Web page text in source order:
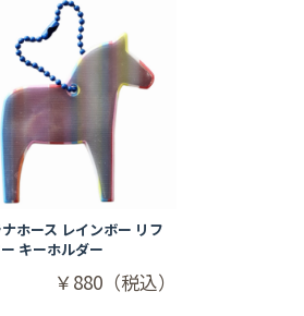
ホース レインボー リフ
キーホルダー
￥880（税込）